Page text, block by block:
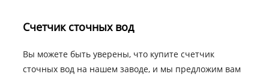
Счетчик сточных вод
Вы можете быть уверены, что купите счетчик
сточных вод на нашем заводе, и мы предложим вам